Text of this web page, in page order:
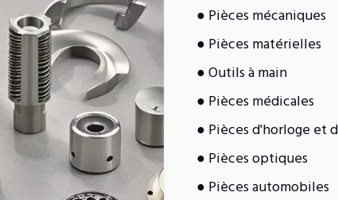
● Pièces mécaniques
● Pièces matérielles
● Outils à main
● Pièces médicales
● Pièces d'horloge et
● Pièces optiques
● Pièces automobiles